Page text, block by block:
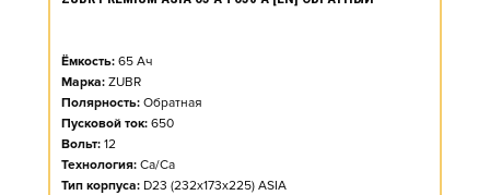
Ёмкость: 65 Ач
Марка: ZUBR
Полярность: Обратная
Пусковой ток: 650
Вольт: 12
Технология: Ca/Ca
Тип корпуса: D23 (232x173x225) ASIA